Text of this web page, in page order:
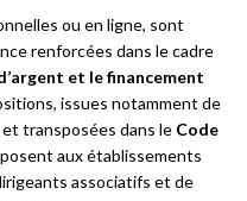
ou en ligne, sont
renforcées dans le cadre
et le financement
issues notamment de
et transposées dans le Code
aux établissements
associatifs et de